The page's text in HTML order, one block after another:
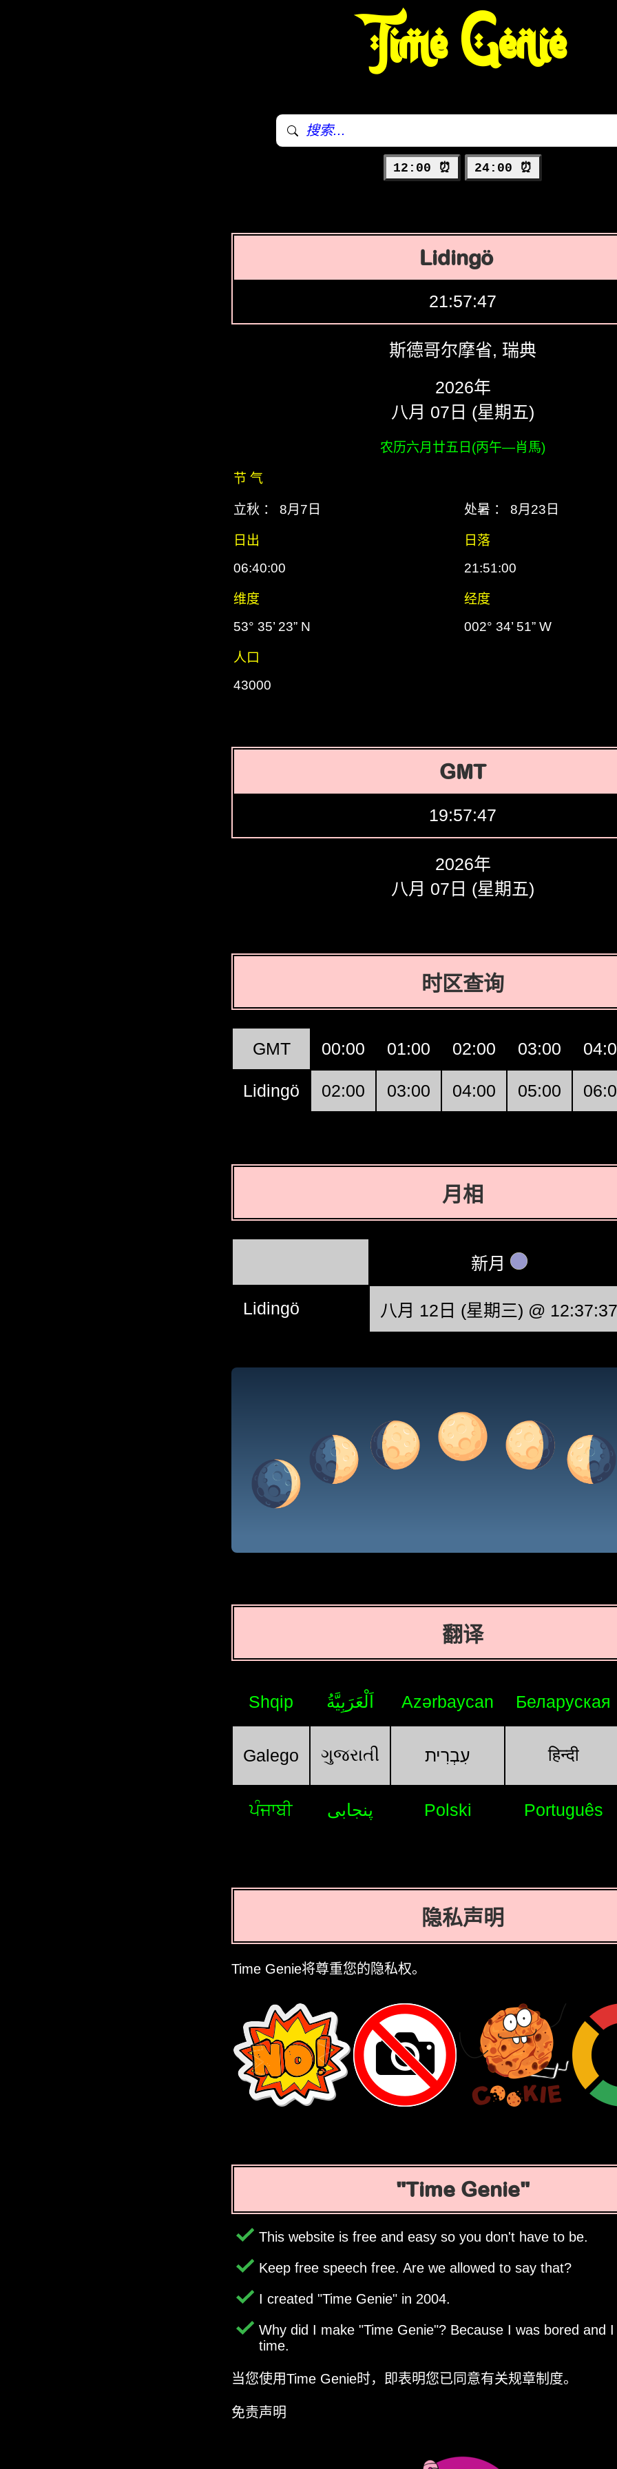
Time Genie
12:00 ⏰ 24:00 ⏰
Lidingö
21:57:48
斯德哥尔摩省, 瑞典
2026年
八月 07日 (星期五)
农历六月廿五日(丙午―肖馬)
节 气
立秋 ： 8月7日 处暑 ： 8月23日
日出
日落
06:40:00
21:51:00
维度
经度
53° 35’ 23” N
002° 34’ 51” W
人口
43000
GMT
19:57:48
2026年
八月 07日 (星期五)
时区查询
GMT 00:00 01:00 02:00 03:00
Lidingö 02:00 03:00 04:00 05:00
月相
新月
Lidingö 八月 12日 (星期三) @ 12:37:37
翻译
Shqip اَلْعَرَبِيَّةُ Azərbaycan Беларуская
Galego ગુજરાતી עִבְרִית हिन्दी
ਪੰਜਾਬੀ پنجابی Polski Português
隐私声明
Time Genie将尊重您的隐私权。
Time Genie
This website is free and easy so you don't have to be.
Keep free speech free. Are we allowed to say that?
I created Time Genie in 2004.
Why did I make Time Genie ? Because I was bored and
time.
当您使用Time Genie时，即表明您已同意有关规章制度。
免责声明